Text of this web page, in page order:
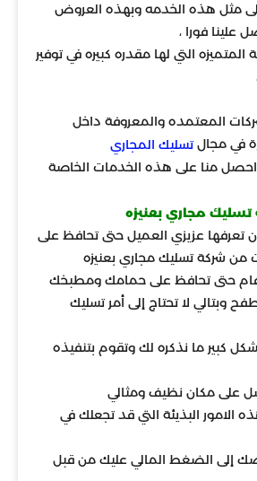
مثل هذه الخدمه وبهذه العروض
علينا فورا ،
المتميزه التي لها مقدره كبيره في توفير
المعتمده والمعروفة داخل
في مجالتسليك المجاري
منا على هذه الخدمات الخاصة
مجاري بعنيزه
تعرفها عزيزي العميل حتى تحافظ على
من شركة تسليك مجاري بعنيزه
حتى تحافظ على حمامك ومطبخك
وبتالي لا تحتاج إلى أمر تسليك
كبير ما نذكره لك وتقوم بتنفيذه
على مكان نظيف ومثالي
الامور البذيئة التي قد تجعلك في
إلى الضغط المالي عليك من قبل